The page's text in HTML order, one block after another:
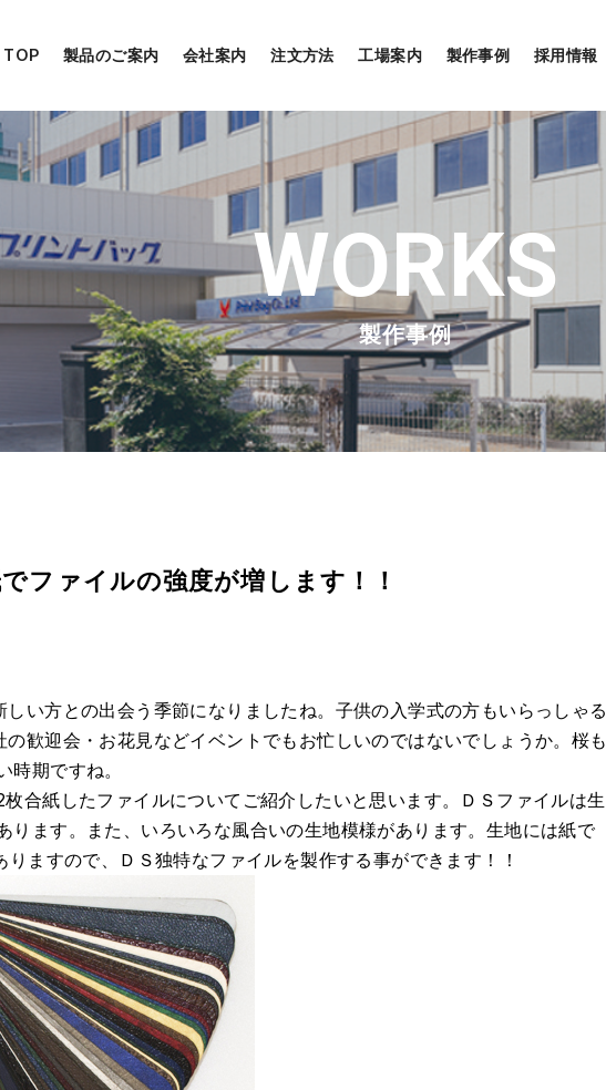
TOP 製品のご案内 会社案内 注文方法 工場案内 製作事例 採用情報
製作事例
ファイルの強度が増します！！
い方との出会う季節になりましたね。子供の入学式の方もいらっしゃる
歓迎会・お花見などイベントでもお忙しいのではないでしょうか。桜も
期ですね。
合紙したファイルについてご紹介したいと思います。ＤＳファイルは生
ります。また、いろいろな風合いの生地模様があります。生地には紙で
ますので、ＤＳ独特なファイルを製作する事ができます！！